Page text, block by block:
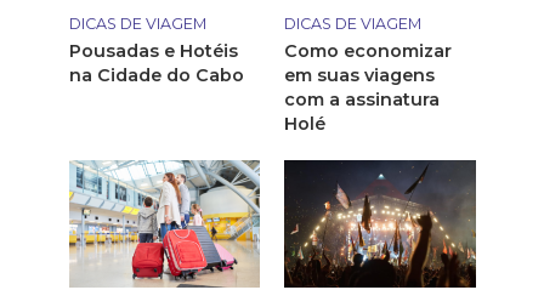
DICAS DE VIAGEM
Pousadas e Hotéis
na Cidade do Cabo
DICAS DE VIAGEM
Como economizar
em suas viagens
com a assinatura
Holé